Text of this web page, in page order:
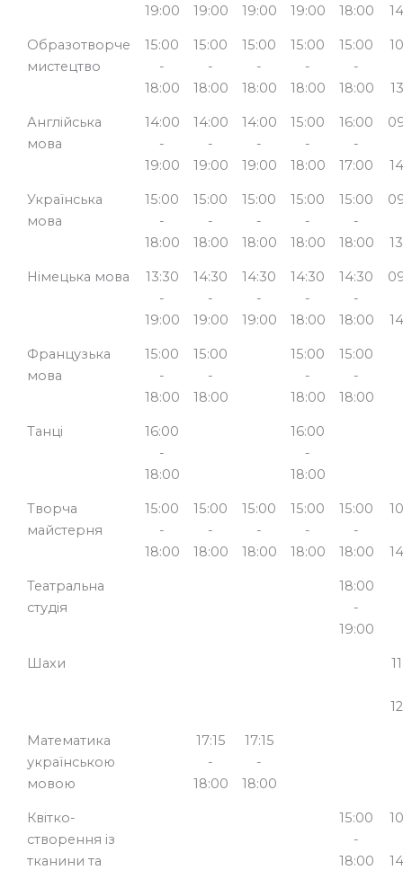
19:00 19:00 19:00 19:00 18:00
Образотворче
мистецтво
15:00
-
18:00
15:00
-
18:00
15:00
-
18:00
15:00
-
18:00
15:00
-
18:00
Англійська
мова
14:00
-
19:00
14:00
-
19:00
14:00
-
19:00
15:00
-
18:00
16:00
-
17:00
Українська
мова
15:00
-
18:00
15:00
-
18:00
15:00
-
18:00
15:00
-
18:00
15:00
-
18:00
Німецька мова
13:30
-
19:00
14:30
-
19:00
14:30
-
19:00
14:30
-
18:00
14:30
-
18:00
Французька
мова
15:00
-
18:00
15:00
-
18:00
15:00
-
18:00
15:00
-
18:00
Танці
16:00
-
18:00
16:00
-
18:00
Творча
майстерня
15:00
-
18:00
15:00
-
18:00
15:00
-
18:00
15:00
-
18:00
15:00
-
18:00
Театральна
студія
18:00
-
19:00
Шахи
Математика
українською
мовою
17:15
-
18:00
17:15
-
18:00
Квітко-
створення із
тканини та
15:00
-
18:00